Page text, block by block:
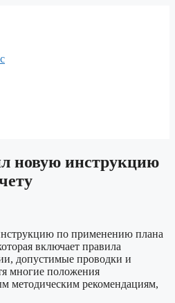
новую инструкцию
по применению плана
включает правила
допустимые проводки и
многие положения
методическим рекомендациям,